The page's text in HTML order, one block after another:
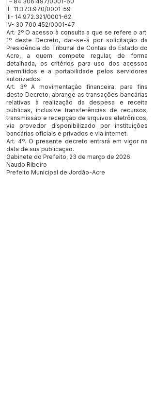
II- 11.373.970/0001-59
III- 14.972.321/0001-62
IV- 30.700.452/0001-47
Art. 2º O acesso à consulta a que se refere o art.
1º deste Decreto, dar-se-á por solicitação da
Presidência do Tribunal de Contas do Estado do
Acre, a quem compete regular, de forma
detalhada, os critérios para uso dos acessos
permitidos e a portabilidade pelos servidores
autorizados.
Art. 3º A movimentação financeira, para fins
deste Decreto, abrange as transações bancárias
relativas à realização da despesa e receita
públicas, inclusive transferências de recursos,
transmissão e recepção de arquivos eletrônicos,
via provedor disponibilizado por instituições
bancárias oficiais e privados e via internet.
Art. 4º. O presente decreto entrará em vigor na
data de sua publicação.
Gabinete do Prefeito, 23 de março de 2026.
Naudo Ribeiro
Prefeito Municipal de Jordão-Acre